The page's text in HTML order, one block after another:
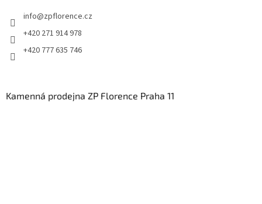
info@zpflorence.cz
+420 271 914 978
+420 777 635 746
Kamenná prodejna ZP Florence Praha 11